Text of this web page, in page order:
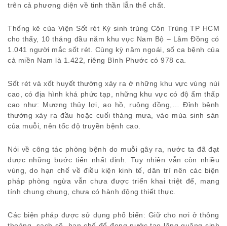
trên cả phương diện về tinh thần lẫn thể chất.
Thống kê của Viện Sốt rét Ký sinh trùng Côn Trùng TP HCM
cho thấy, 10 tháng đầu năm khu vực Nam Bộ – Lâm Đồng có
1.041 người mắc sốt rét. Cùng kỳ năm ngoái, số ca bệnh của
cả miền Nam là 1.422, riêng Bình Phước có 978 ca.
Sốt rét và xốt huyết thường xảy ra ở những khu vực vùng núi
cao, có địa hình khá phức tạp, những khu vực có độ ẩm thấp
cao như: Mương thủy lợi, ao hồ, ruộng đồng,… Đỉnh bệnh
thường xảy ra đầu hoặc cuối tháng mưa, vào mùa sinh sản
của muỗi, nên tốc độ truyền bệnh cao.
Nói về công tác phòng bệnh do muỗi gây ra, nước ta đã đạt
được những bước tiến nhất định. Tuy nhiên vẫn còn nhiều
vùng, do hạn chế về điều kiện kinh tế, dân trí nên các biện
pháp phòng ngừa vẫn chưa được triển khai triệt để, mang
tính chung chung, chưa có hành động thiết thực.
Các biện pháp được sử dụng phổ biến: Giữ cho nơi ở thông